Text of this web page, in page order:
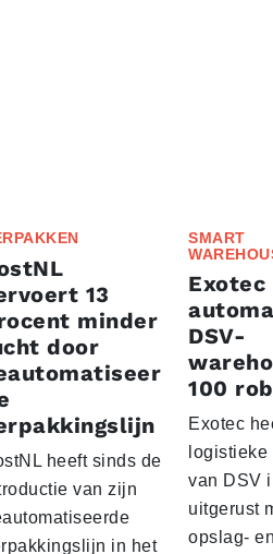
13
minder
door
heeft sinds de
van zijn
in het
SMART
Exotec
DSV-
100
Exotec
logistieke
van DSV
uitgerust
opslag- en